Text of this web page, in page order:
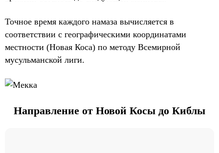
Точное время каждого намаза вычисляется в
соответствии с географическими координатами
местности (Новая Коса) по методу Всемирной
мусульманской лиги.
Направление от Новой Косы до Киблы